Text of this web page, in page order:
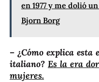
en 1977 y me dolió
Bjorn Borg
– ¿Cómo explica
italiano? Es la era
mujeres.